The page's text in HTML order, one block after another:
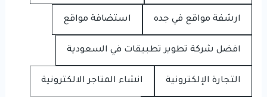
ارشفة مواقع في جده استضافة مواقع
افضل شركة تطوير تطبيقات في السعودية
التجارة الإلكترونية انشاء المتاجر الالكترونية